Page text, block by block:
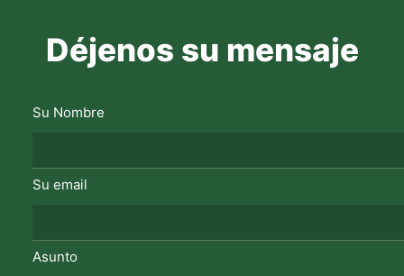
Déjenos su mensaje
Su Nombre
Su email
Asunto